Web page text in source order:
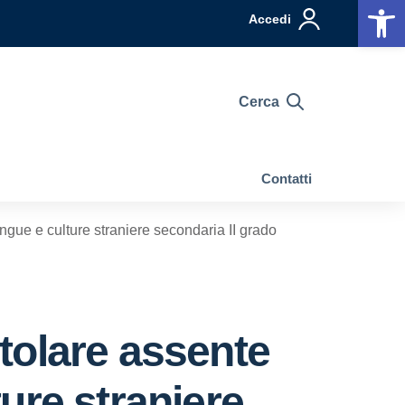
Accedi
Cerca
Contatti
e culture straniere secondaria II grado
assente